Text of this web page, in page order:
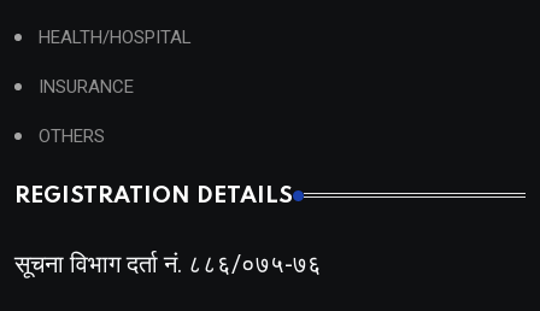
HEALTH/HOSPITAL
INSURANCE
OTHERS
REGISTRATION DETAILS
सूचना विभाग दर्ता नं. ८८६/०७५-७६